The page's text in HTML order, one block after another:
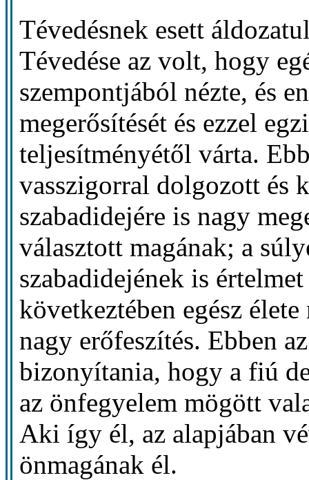
Tévedésnek esett
Tévedése az volt, hogy
szempontjából nézte, és
megerősítését és ezzel
teljesítményétől várta.
vasszigorral dolgozott és
szabadidejére is nagy
választott magának; a
szabadidejének is
következtében egész
nagy erőfeszítés. Ebben
bizonyítania, hogy a fiú
az önfegyelem mögött
Aki így él, az alapjában
önmagának él.